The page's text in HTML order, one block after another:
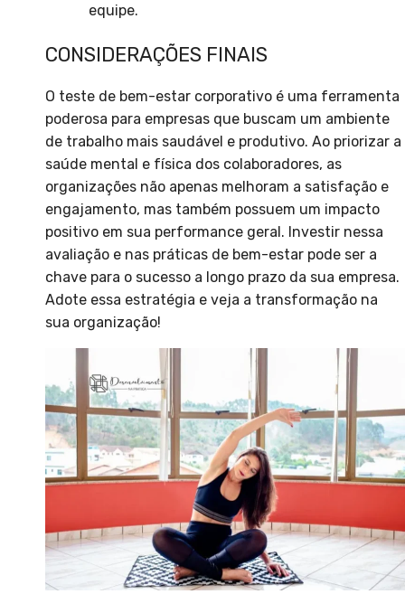
equipe.
CONSIDERAÇÕES FINAIS
O teste de bem-estar corporativo é uma ferramenta
poderosa para empresas que buscam um ambiente
de trabalho mais saudável e produtivo. Ao priorizar a
saúde mental e física dos colaboradores, as
organizações não apenas melhoram a satisfação e
engajamento, mas também possuem um impacto
positivo em sua performance geral. Investir nessa
avaliação e nas práticas de bem-estar pode ser a
chave para o sucesso a longo prazo da sua empresa.
Adote essa estratégia e veja a transformação na
sua organização!